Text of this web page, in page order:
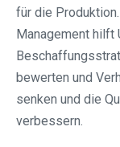
für die
Management hilft
bewerten und
senken und die
verbessern.